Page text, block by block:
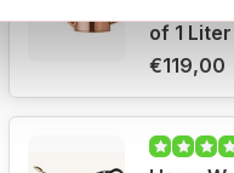
Haws
of 1
€119,00